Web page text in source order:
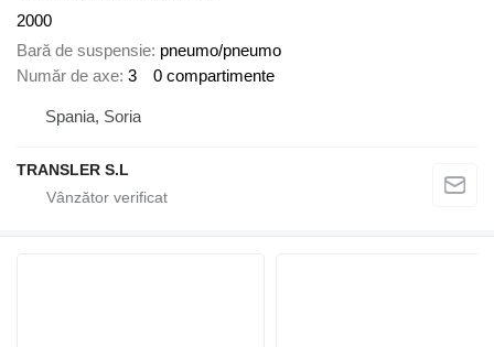
2000
Bară de suspensie pneumo/pneumo
Număr de axe 3 0 compartimente
Spania, Soria
TRANSLER S.L